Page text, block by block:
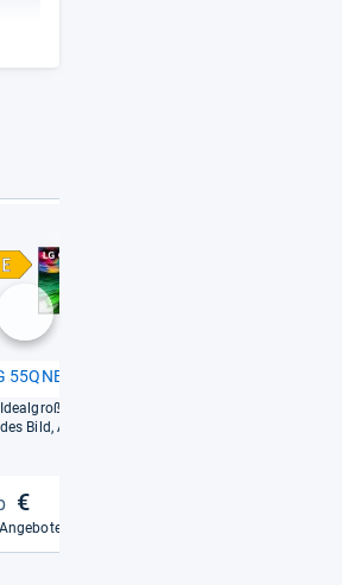
55QNED86A6A
Ide­al­großes und beein­dru­cken­
des Bild, Aus­stat­tung üppig
€
Angebote vergleichen
nächste